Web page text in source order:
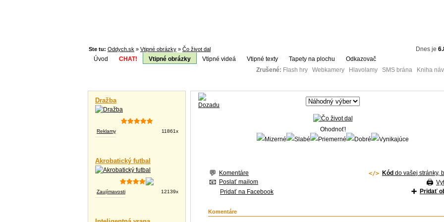
Ste tu: Oddych.sk » Vtipné obrázky » Čo život dal Dnes je
Úvod
CHAT! Vtipné obrázky Vtipné videá Vtipné texty Tapety na plochu
Odkazovač
Zrušené: Flash hry Webkamery Hlavolamy SMS brána Kniha
Dražba
Reklamy 11861x
Akrobatický futbal
Zaujímavosti 12139x
Ohodnoť!
Komentáre
Poslať mailom
Pridať na Facebook
Kód do vašej stránky,
Pridať
Komentáre